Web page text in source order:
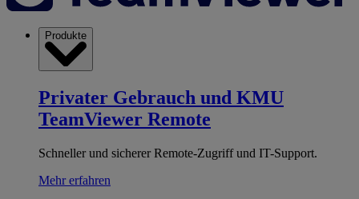
Produkte
Privater Gebrauch und KMU
TeamViewer Remote
Schneller und sicherer Remote-Zugriff und IT-Support.
Mehr erfahren